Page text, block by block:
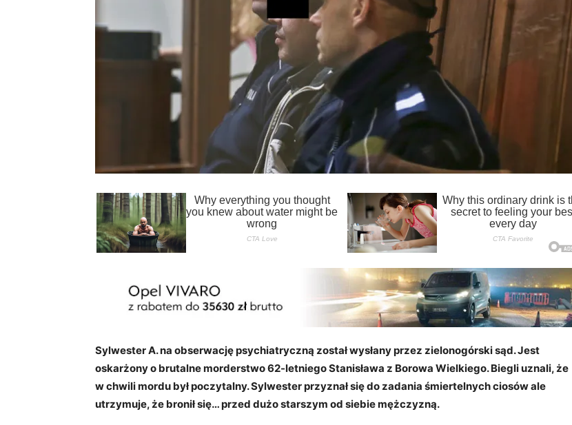
Sylwester A. na obserwację psychiatryczną został wysłany przez zielonogórski sąd. Jest
oskarżony o brutalne morderstwo 62-letniego Stanisława z Borowa Wielkiego. Biegli uznali, że
w chwili mordu był poczytalny. Sylwester przyznał się do zadania śmiertelnych ciosów ale
utrzymuje, że bronił się… przed dużo starszym od siebie mężczyzną.